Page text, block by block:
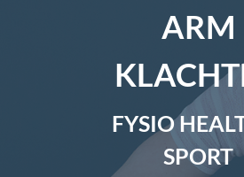
ARM
FYSIO
SPORT